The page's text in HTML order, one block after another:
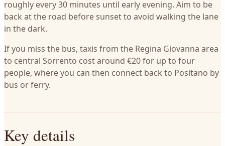
roughly every 30 minutes until early evening. Aim to be
back at the road before sunset to avoid walking the lane
in the dark.
If you miss the bus, taxis from the Regina Giovanna area
to central Sorrento cost around €20 for up to four
people, where you can then connect back to Positano by
bus or ferry.
Key details